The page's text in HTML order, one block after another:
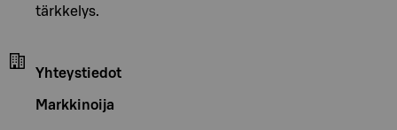
tärkkelys.
Yhteystiedot
Markkinoija